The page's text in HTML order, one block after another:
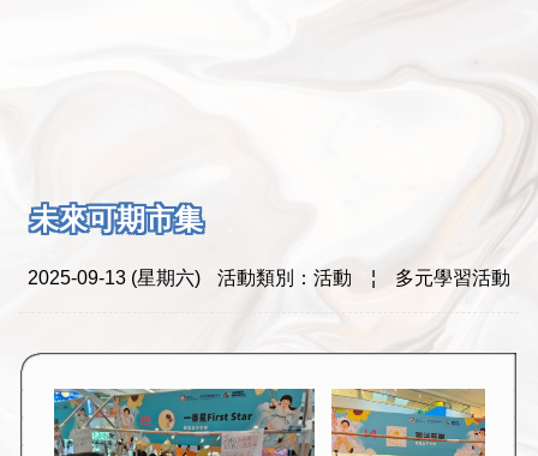
未來可期市集
2025-09-13 (星期六) 活動類別：活動 ¦ 多元學習活動